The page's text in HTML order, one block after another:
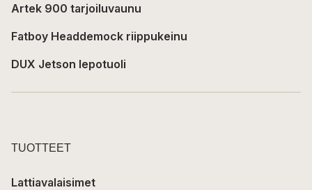
Artek 900 tarjoiluvaunu
Fatboy Headdemock riippukeinu
DUX Jetson lepotuoli
TUOTTEET
Lattiavalaisimet